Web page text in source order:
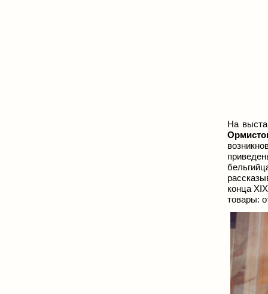
На
конца
товары: